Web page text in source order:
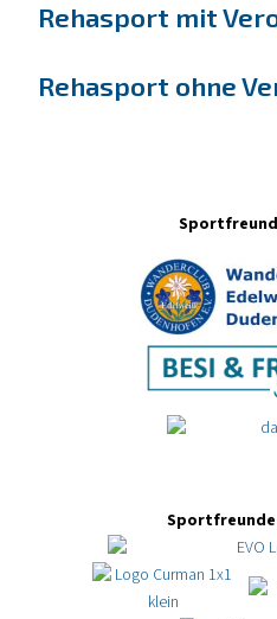
Rehasport mit
Rehasport ohne